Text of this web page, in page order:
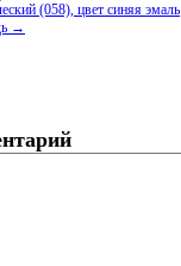
(058), цвет синяя эмаль
→